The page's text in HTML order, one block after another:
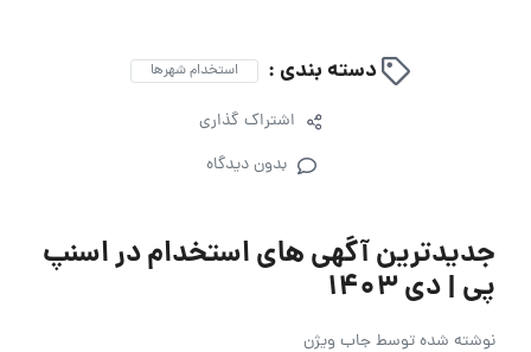
دسته بندی : استخدام شهرها
اشتراک گذاری
بدون دیدگاه
جدیدترین آگهی های استخدام در اسنپ
پی | دی ۱۴۰۳
نوشته شده توسطجاب ویژن